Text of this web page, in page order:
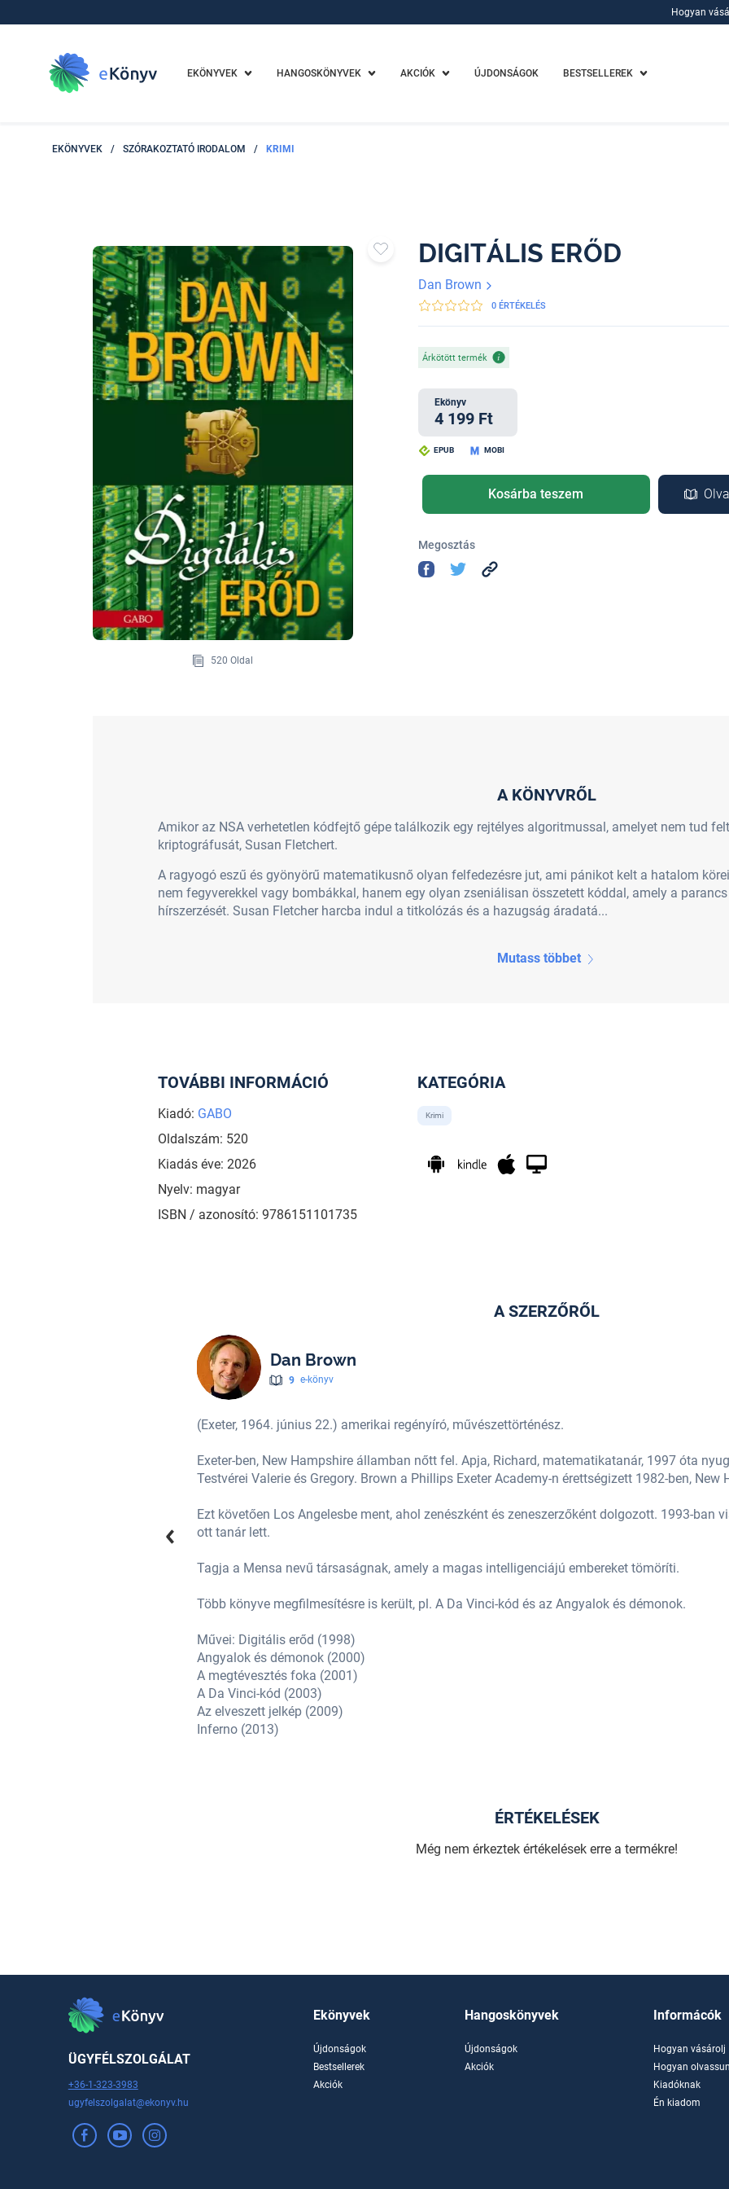
Hogyan
EKÖNYVEK HANGOSKÖNYVEK AKCIÓK ÚJDONSÁGOK BESTSELLEREK
EKÖNYVEK / SZÓRAKOZTATÓ IRODALOM / KRIMI
520 Oldal
DIGITÁLIS ERŐD
Dan Brown
0 ÉRTÉKELÉS
Árkötött termék
Ekönyv
4 199 Ft
EPUB MOBI
Kosárba teszem
Megosztás
A KÖNYVRŐL
Amikor az NSA verhetetlen kódfejtő gépe találkozik egy rejtélyes algoritmussal, amelyet nem tud
kriptográfusát, Susan Fletchert.
A ragyogó eszű és gyönyörű matematikusnő olyan felfedezésre jut, ami pánikot kelt a hatalom
nem fegyverekkel vagy bombákkal, hanem egy olyan zseniálisan összetett kóddal, amely a
hírszerzését. Susan Fletcher harcba indul a titkolózás és a hazugság áradatá...
Mutass többet
TOVÁBBI INFORMÁCIÓ
Kiadó: GABO
Oldalszám: 520
Kiadás éve: 2026
Nyelv: magyar
ISBN / azonosító: 9786151101735
KATEGÓRIA
Krimi
A SZERZŐRŐL
Dan Brown
9 e-könyv
(Exeter, 1964. június 22.) amerikai regényíró, művészettörténész.
Exeter-ben, New Hampshire államban nőtt fel. Apja, Richard, matematikatanár, 1997 óta
Testvérei Valerie és Gregory. Brown a Phillips Exeter Academy-n érettségizett 1982-ben, New
Ezt követően Los Angelesbe ment, ahol zenészként és zeneszerzőként dolgozott. 1993-ban
ott tanár lett.
Tagja a Mensa nevű társaságnak, amely a magas intelligenciájú embereket tömöríti.
Több könyve megfilmesítésre is került, pl. A Da Vinci-kód és az Angyalok és démonok.
Művei: Digitális erőd (1998)
Angyalok és démonok (2000)
A megtévesztés foka (2001)
A Da Vinci-kód (2003)
Az elveszett jelkép (2009)
Inferno (2013)
ÉRTÉKELÉSEK
Még nem érkeztek értékelések erre a termékre!
ÜGYFÉLSZOLGÁLAT
+36-1-323-3983
ugyfelszolgalat@ekonyv.hu
Ekönyvek
Újdonságok
Bestsellerek
Akciók
Hangoskönyvek
Újdonságok
Akciók
Informácók
Hogyan vásárolj
Hogyan
Kiadóknak
Én kiadom